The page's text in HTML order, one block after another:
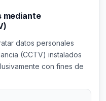
mediante
datos personales
(CCTV) instalados
con fines de